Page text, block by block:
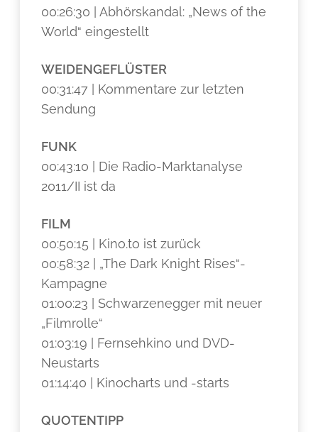
00:26:30 | Abhörskandal: „News of the
World“ eingestellt
WEIDENGEFLÜSTER
00:31:47 | Kommentare zur letzten
Sendung
FUNK
00:43:10 | Die Radio-Marktanalyse
2011/II ist da
FILM
00:50:15 | Kino.to ist zurück
00:58:32 | „The Dark Knight Rises“-
Kampagne
01:00:23 | Schwarzenegger mit neuer
„Filmrolle“
01:03:19 | Fernsehkino und DVD-
Neustarts
01:14:40 | Kinocharts und -starts
QUOTENTIPP